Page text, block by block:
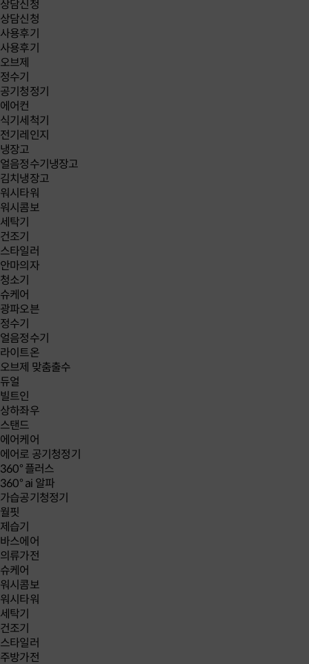
상담신청
상담신청
사용후기
사용후기
오브제
정수기
공기청정기
에어컨
식기세척기
전기레인지
냉장고
얼음정수기냉장고
김치냉장고
워시타워
워시콤보
세탁기
건조기
스타일러
안마의자
청소기
슈케어
광파오븐
정수기
얼음정수기
라이트온
오브제 맞춤출수
듀얼
빌트인
상하좌우
스탠드
에어케어
에어로 공기청정기
360° 플러스
360° ai 알파
가습공기청정기
월핏
제습기
바스에어
의류가전
슈케어
워시콤보
워시타워
세탁기
건조기
스타일러
주방가전